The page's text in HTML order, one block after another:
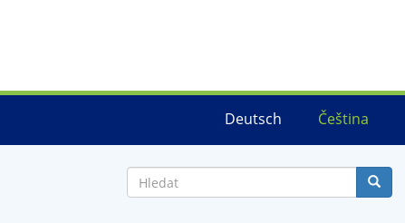
Čeština
Deutsch